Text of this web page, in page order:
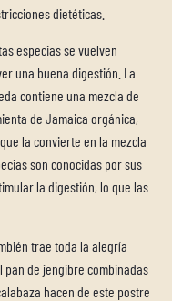
dietéticas.
especias se vuelven
una buena digestión. La
contiene una mezcla de
de Jamaica orgánica,
la convierte en la mezcla
son conocidas por sus
la digestión, lo que las
trae toda la alegría
pan de jengibre combinadas
hacen de este postre